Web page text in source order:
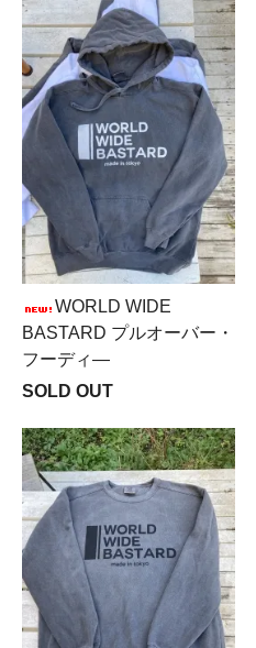
WORLD WIDE
BASTARD プルオーバー・
フーディ―
SOLD OUT